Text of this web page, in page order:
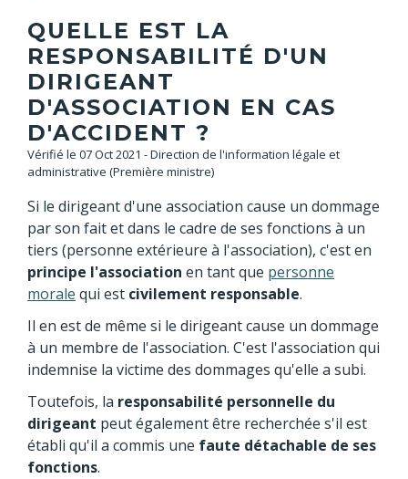
QUELLE EST LA
RESPONSABILITÉ D'UN
DIRIGEANT
D'ASSOCIATION EN CAS
D'ACCIDENT ?
Vérifié le 07 Oct 2021 - Direction de l'information légale et
administrative (Première ministre)
Si le dirigeant d'une association cause un dommage
par son fait et dans le cadre de ses fonctions à un
tiers (personne extérieure à l'association), c'est en
principe l'association en tant que personne
morale qui est civilement responsable.
Il en est de même si le dirigeant cause un dommage
à un membre de l'association. C'est l'association qui
indemnise la victime des dommages qu'elle a subi.
Toutefois, la responsabilité personnelle du
dirigeant peut également être recherchée s'il est
établi qu'il a commis une faute détachable de ses
fonctions.